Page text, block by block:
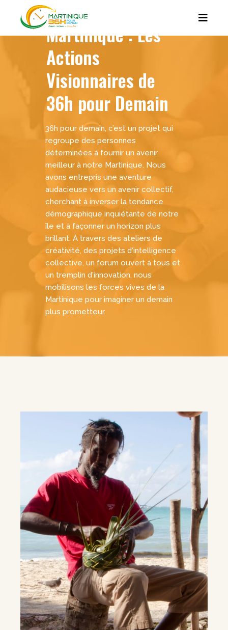
36h pour demain, c’est un projet qui
regroupe des personnes
déterminées à fournir un avenir
meilleur à notre Martinique. Nous
avons entrepris une aventure
audacieuse vers un avenir collectif,
cherchant à inverser la tendance
démographique inquiétante de notre
île et à façonner un horizon plus
brillant. À travers des ateliers de
créativité, des projets d'intelligence
collective, un forum ouvert à tous et
un tremplin d'innovation, nous
mobilisons les forces vives de la
Martinique pour imaginer un demain
plus prometteur.
Réinventer la
Martinique : Les
Actions
Visionnaires de
36h pour Demain